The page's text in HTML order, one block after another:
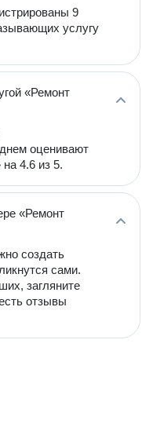
9
услугу
«Ремонт
оценивают
4.6 из 5.
«Ремонт
создать
сами.
загляните
отзывы